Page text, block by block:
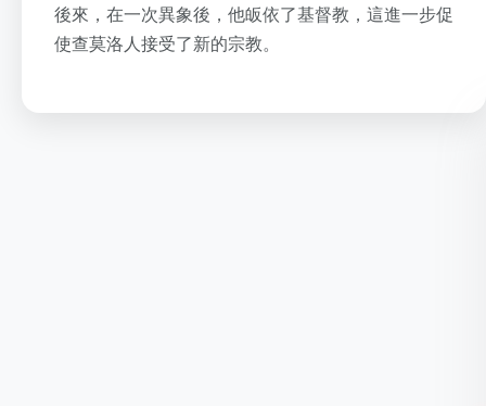
後來，在一次異象後，他皈依了基督教，這進一步促
使查莫洛人接受了新的宗教。